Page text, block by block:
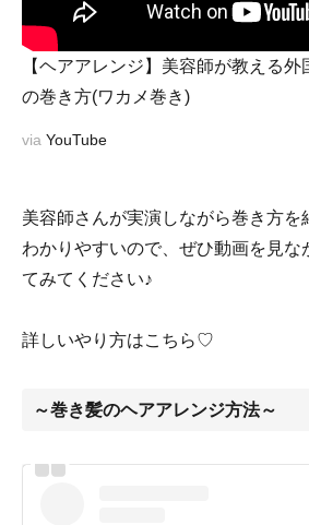
【ヘアアレンジ】美容師が教える
の巻き方(ワカメ巻き)
via YouTube
美容師さんが実演しながら巻き方を
わかりやすいので、ぜひ動画を見な
てみてください♪
詳しいやり方はこちら♡
～巻き髪のヘアアレンジ方法～